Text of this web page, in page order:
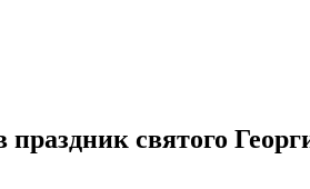
святого